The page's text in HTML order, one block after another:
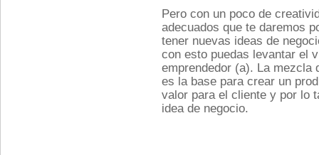
Pero con un poco de
adecuados que te daremos
tener nuevas ideas de
con esto puedas levantar el
emprendedor (a). La mezcla
es la base para crear un
valor para el cliente y por lo
idea de negocio.